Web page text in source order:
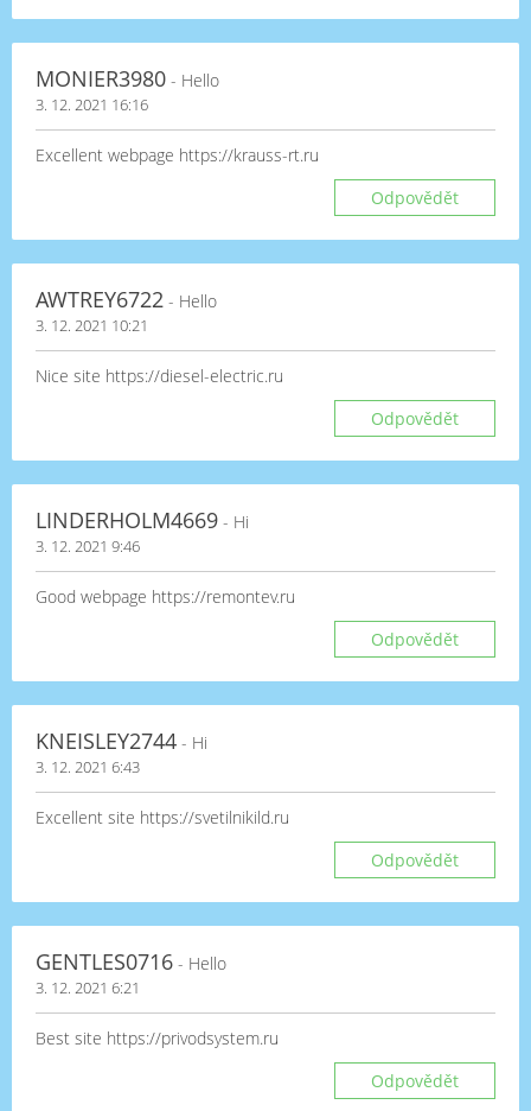
MONIER3980 - Hello
3. 12. 2021 16:16
Excellent webpage https://krauss-rt.ru
Odpovědět
AWTREY6722 - Hello
3. 12. 2021 10:21
Nice site https://diesel-electric.ru
Odpovědět
LINDERHOLM4669 - Hi
3. 12. 2021 9:46
Good webpage https://remontev.ru
Odpovědět
KNEISLEY2744 - Hi
3. 12. 2021 6:43
Excellent site https://svetilnikild.ru
Odpovědět
GENTLES0716 - Hello
3. 12. 2021 6:21
Best site https://privodsystem.ru
Odpovědět